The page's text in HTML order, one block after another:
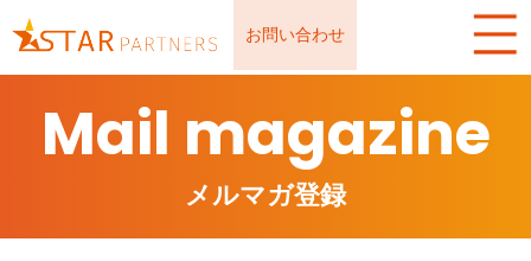
お問い合わせ
Mail magazine
メルマガ登録